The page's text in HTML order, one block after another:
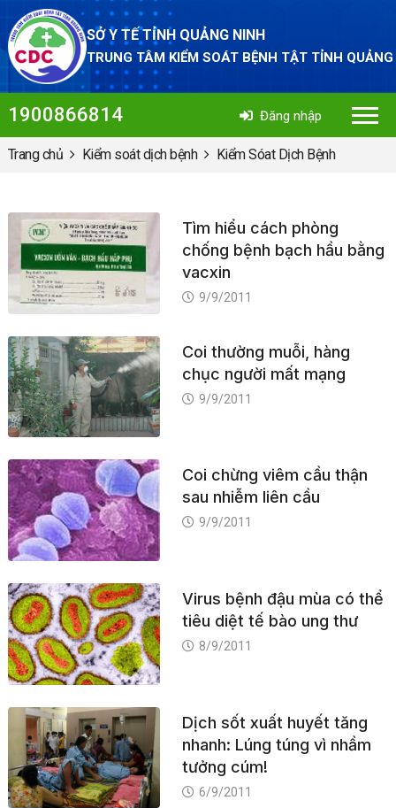
SỞ Y TẾ TỈNH QUẢNG NINH
TRUNG TÂM KIỂM SOÁT BỆNH TẬT TỈNH
Đăng nhập
1900866814
Trang chủ Kiểm soát dịch bệnh Kiểm Sóat Dịch Bệnh
Tìm hiểu cách phòng
chống bệnh bạch hầu bằng
vacxin
9/9/2011
Coi thường muỗi, hàng
chục người mất mạng
9/9/2011
Coi chừng viêm cầu thận
sau nhiễm liên cầu
9/9/2011
Virus bệnh đậu mùa có thể
tiêu diệt tế bào ung thư
8/9/2011
Dịch sốt xuất huyết tăng
nhanh: Lúng túng vì nhầm
tưởng cúm!
6/9/2011